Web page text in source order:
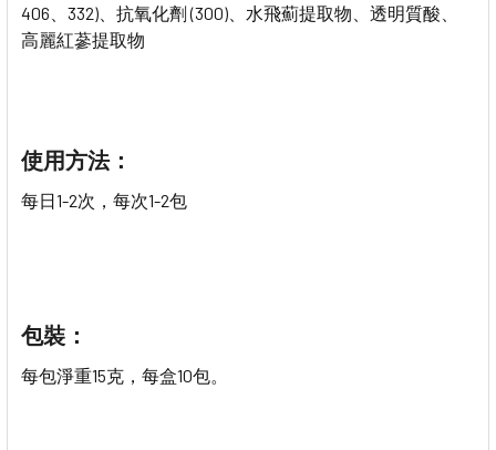
406、332)、抗氧化劑 (300)、水飛薊提取物、透明質酸、
高麗紅蔘提取物
使用方法：
每日1-2次，每次1-2包
包裝：
每包淨重15克，每盒10包。